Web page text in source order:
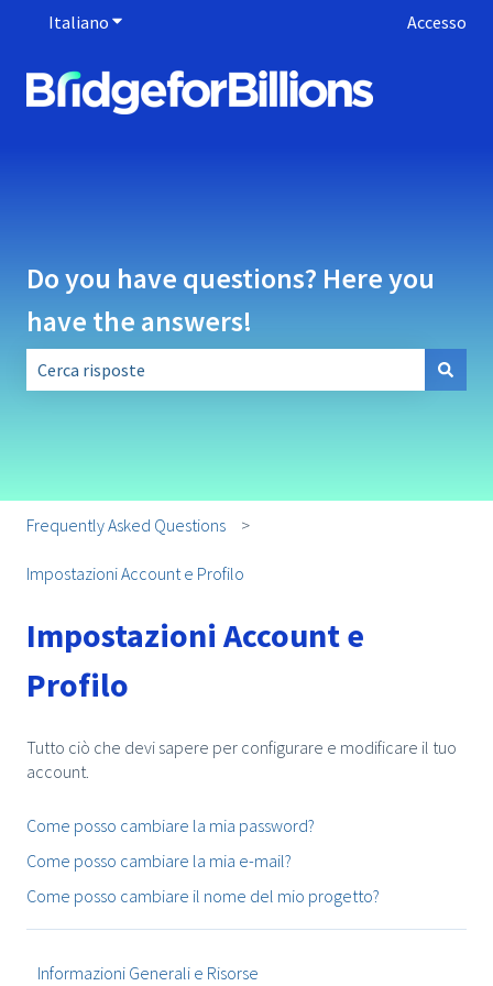
Italiano Mostra sottomenu per le traduzioni Accesso
Do you have questions? Here you
have the answers!
Frequently Asked Questions
Impostazioni Account e Profilo
Impostazioni Account e
Profilo
Tutto ciò che devi sapere per configurare e modificare il tuo
account.
Come posso cambiare la mia password?
Come posso cambiare la mia e-mail?
Come posso cambiare il nome del mio progetto?
Informazioni Generali e Risorse